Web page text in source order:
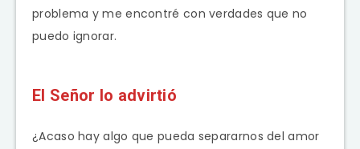
problema y me encontré con verdades que no
puedo ignorar.
El Señor lo advirtió
¿Acaso hay algo que pueda separarnos del amor